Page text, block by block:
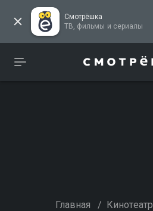
Смотрёшка
ТВ, фильмы и сериалы
Главная / Кинотеатр